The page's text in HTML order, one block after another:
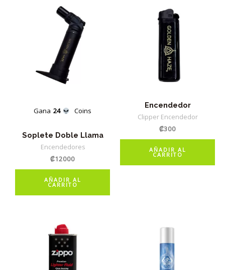
Gana 24 Coins
Soplete Doble Llama
Encendedores
₡12000
AÑADIR AL
CARRITO
Encendedor
Clipper Encendedor
₡300
AÑADIR AL
CARRITO